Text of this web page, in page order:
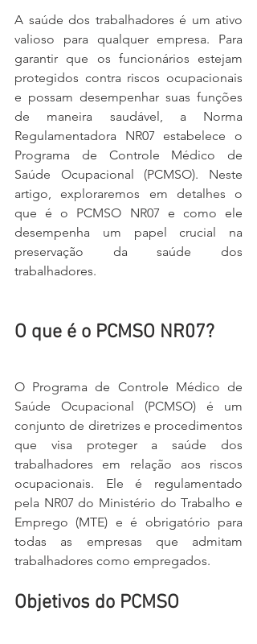
A saúde dos trabalhadores é um ativo
valioso para qualquer empresa. Para
garantir que os funcionários estejam
protegidos contra riscos ocupacionais
e possam desempenhar suas funções
de maneira saudável, a Norma
Regulamentadora NR07 estabelece o
Programa de Controle Médico de
Saúde Ocupacional (PCMSO). Neste
artigo, exploraremos em detalhes o
que é o PCMSO NR07 e como ele
desempenha um papel crucial na
preservação da saúde dos
trabalhadores.
O que é o PCMSO NR07?
O Programa de Controle Médico de
Saúde Ocupacional (PCMSO) é um
conjunto de diretrizes e procedimentos
que visa proteger a saúde dos
trabalhadores em relação aos riscos
ocupacionais. Ele é regulamentado
pela NR07 do Ministério do Trabalho e
Emprego (MTE) e é obrigatório para
todas as empresas que admitam
trabalhadores como empregados.
Objetivos do PCMSO